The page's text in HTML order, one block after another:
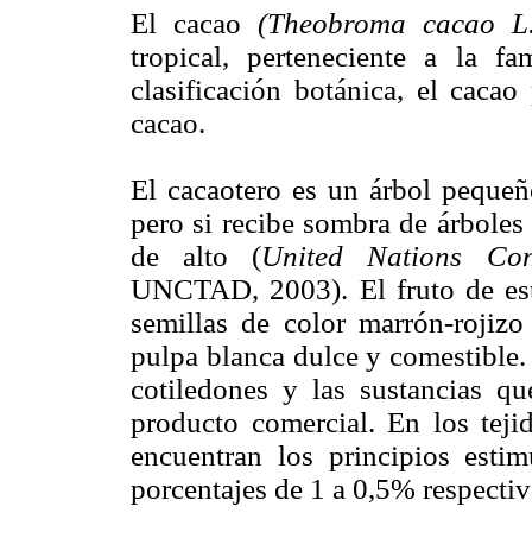
El cacao(Theobroma cacao
tropical, perteneciente a la
clasificación botánica, el
cacao.
El cacaotero es un árbol
pero si recibe sombra de
de alto (United Nations
UNCTAD, 2003). El fruto de
semillas de color marrón-
pulpa blanca dulce y
cotiledones y las sustancias
producto comercial. En los
encuentran los principios
porcentajes de 1 a 0,5%